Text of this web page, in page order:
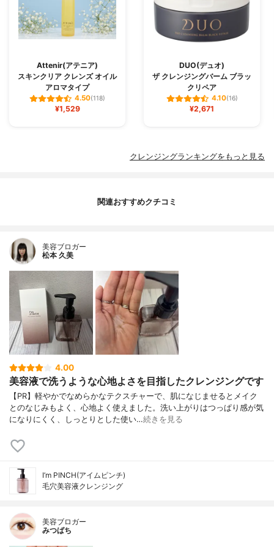
Attenir(アテニア)
スキンクリア クレンズ オイル
アロマタイプ
4.50(118)
¥1,529
DUO(デュオ)
ザ クレンジングバーム ブラッ
クリペア
4.10(16)
¥2,671
クレンジングランキングをもっと見る
関連おすすめクチコミ
美容ブロガー
松本 久美
4.00
美容液で洗うような心地よさを目指したクレンジングです
【PR】軽やかでなめらかなテクスチャーで、肌になじませるとメイク
とのなじみもよく、心地よく使えました。洗い上がりはつっぱり感が気
になりにくく、しっとりとした使い…続きを見る
I’m PINCH(アイムピンチ)
毛穴美容液クレンジング
美容ブロガー
みつばち